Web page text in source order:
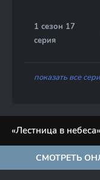
1 сезон 17
серия
показать все
«Лестница в
СМОТРЕТЬ